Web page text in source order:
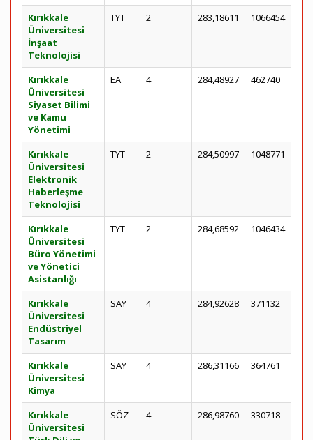
Kırıkkale
Üniversitesi
İnşaat
Teknolojisi
TYT 2 283,18611 1066454
Kırıkkale
Üniversitesi
Siyaset Bilimi
ve Kamu
Yönetimi
EA 4 284,48927 462740
Kırıkkale
Üniversitesi
Elektronik
Haberleşme
Teknolojisi
TYT 2 284,50997 1048771
Kırıkkale
Üniversitesi
Büro Yönetimi
ve Yönetici
Asistanlığı
TYT 2 284,68592 1046434
Kırıkkale
Üniversitesi
Endüstriyel
Tasarım
SAY 4 284,92628 371132
Kırıkkale
Üniversitesi
Kimya
SAY 4 286,31166 364761
Kırıkkale
Üniversitesi
SÖZ 4 286,98760 330718